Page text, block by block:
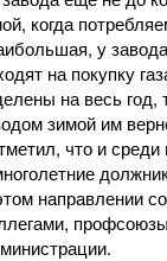
когда
у
на покупку
на весь
зимой им
что и среди
направлении